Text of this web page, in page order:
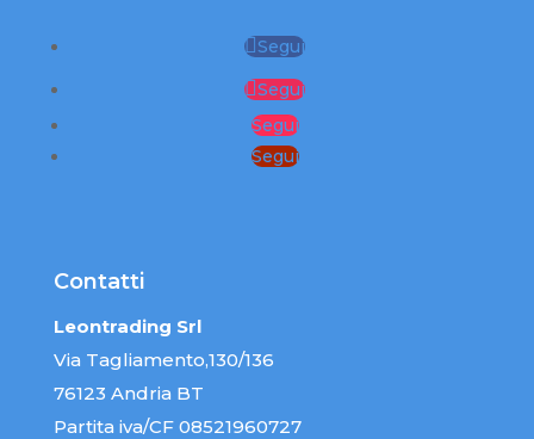
Segui
Segui
Segui
Segui
Contatti
Leontrading Srl
Via Tagliamento,130/136
76123 Andria BT
Partita iva/CF 08521960727